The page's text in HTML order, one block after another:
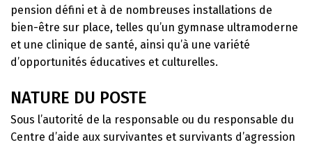
pension défini et à de nombreuses installations de
bien-être sur place, telles qu’un gymnase ultramoderne
et une clinique de santé, ainsi qu’à une variété
d’opportunités éducatives et culturelles.
NATURE DU POSTE
Sous l’autorité de la responsable ou du responsable du
Centre d’aide aux survivantes et survivants d’agression